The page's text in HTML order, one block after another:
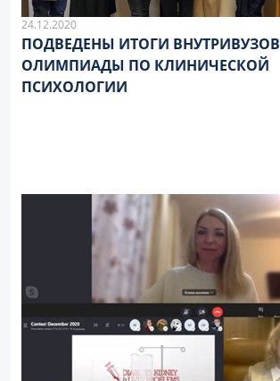
24.12.2020
ПОДВЕДЕНЫ ИТОГИ
ОЛИМПИАДЫ ПО КЛИНИЧЕСКОЙ
ПСИХОЛОГИИ